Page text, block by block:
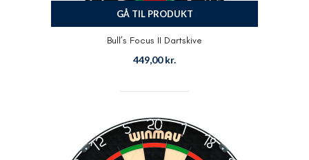
GÅ TIL PRODUKT
Bull’s Focus II Dartskive
449,00kr.